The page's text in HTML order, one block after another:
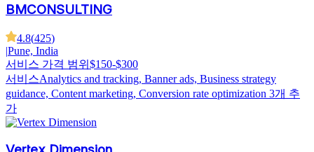
BMCONSULTING
4.8(425)
|Pune, India
서비스 가격 범위 $150-$300
서비스Analytics and tracking, Banner ads, Business strategy
guidance, Content marketing, Conversion rate optimization 3개 추
가